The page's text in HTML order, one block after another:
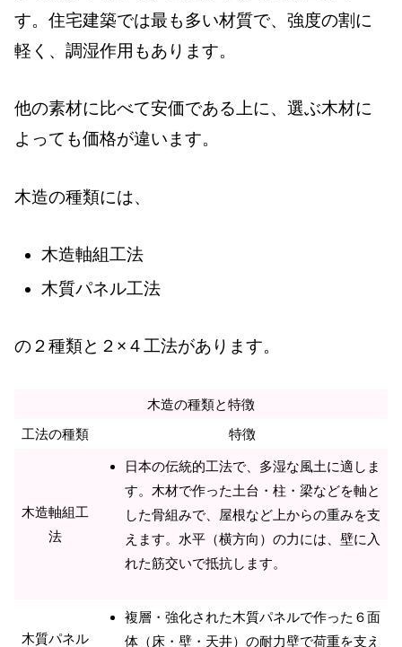
す。住宅建築では最も多い材質で、強度の割に
軽く、調湿作用もあります。
他の素材に比べて安価である上に、選ぶ木材に
よっても価格が違います。
木造の種類には、
木造軸組工法
木質パネル工法
の２種類と２×４工法があります。
木造の種類と特徴
工法の種類
特徴
木造軸組工
法
日本の伝統的工法で、多湿な風土に適しま
す。木材で作った土台・柱・梁などを軸と
した骨組みで、屋根など上からの重みを支
えます。水平（横方向）の力には、壁に入
れた筋交いで抵抗します。
木質パネル
複層・強化された木質パネルで作った６面
体（床・壁・天井）の耐力壁で荷重を支え